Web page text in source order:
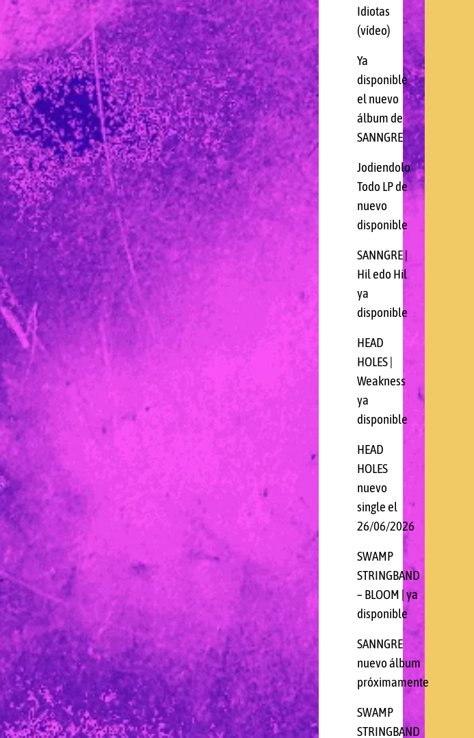
Idiotas
(vídeo)
Ya
disponible
el nuevo
álbum de
SANNGRE
Jodiendolo
Todo LP de
nuevo
disponible
SANNGRE |
Hil edo Hil
ya
disponible
HEAD
HOLES |
Weakness
ya
disponible
HEAD
HOLES
nuevo
single el
26/06/2026
SWAMP
STRINGBAND
– BLOOM | ya
disponible
SANNGRE
nuevo álbum
próximamente
SWAMP
STRINGBAND